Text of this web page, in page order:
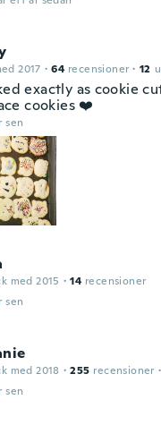
2017 · 64 recensioner · 12
exactly as cookie
cookies ❤️
sen
med 2015 · 14 recensioner
sen
med 2018 · 255 recensioner ·
sen